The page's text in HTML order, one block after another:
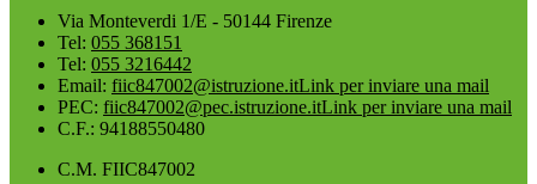
Via Monteverdi 1/E - 50144 Firenze
Tel: 055 368151
Tel: 055 3216442
Email: fiic847002@istruzione.itLink per inviare una mail
PEC: fiic847002@pec.istruzione.itLink per inviare una mail
C.F.: 94188550480
C.M. FIIC847002